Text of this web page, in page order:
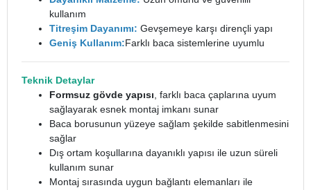
kullanım
Titreşim Dayanımı: Gevşemeye karşı dirençli yapı
Geniş Kullanım:Farklı baca sistemlerine uyumlu
Teknik Detaylar
Formsuz gövde yapısı , farklı baca çaplarına uyum
sağlayarak esnek montaj imkanı sunar
Baca borusunun yüzeye sağlam şekilde sabitlenmesini
sağlar
Dış ortam koşullarına dayanıklı yapısı ile uzun süreli
kullanım sunar
Montaj sırasında uygun bağlantı elemanları ile